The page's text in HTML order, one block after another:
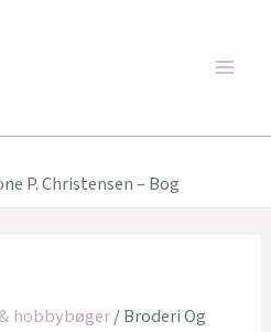
P. Christensen – Bog
hobbybøger/ Broderi Og